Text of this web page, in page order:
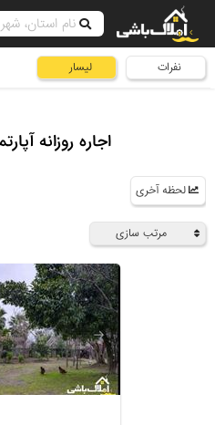
نفرات لیسار
اجاره روزانه
لحظه آخری
مرتب سازی